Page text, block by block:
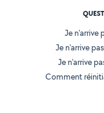
Je n'arrive
Je n'arrive
Je n'arrive
Comment